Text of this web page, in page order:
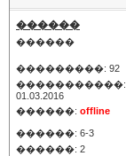
������
������
���������: 92
�����������:
01.03.2016
������: offline
������: 6-3
������: 2